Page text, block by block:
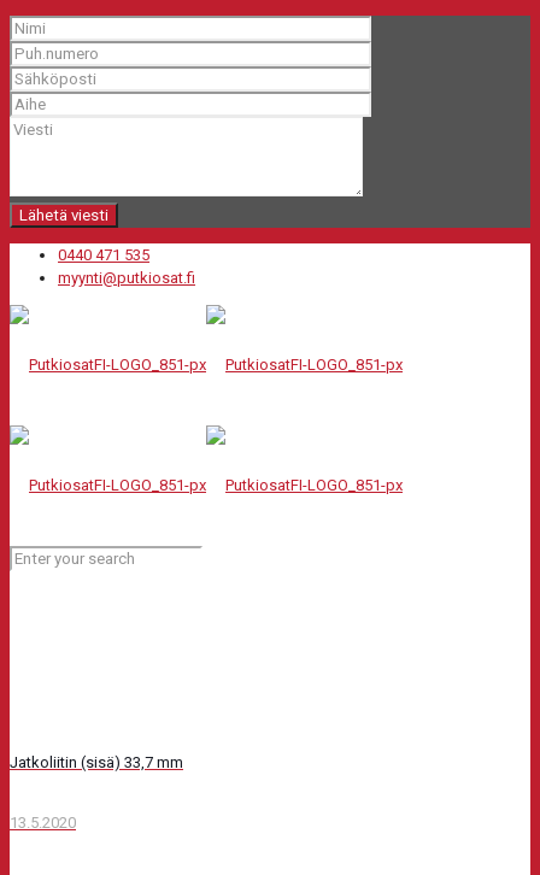
0440 471 535
myynti@putkiosat.fi
Jatkoliitin (sisä) 33,7 mm
13.5.2020